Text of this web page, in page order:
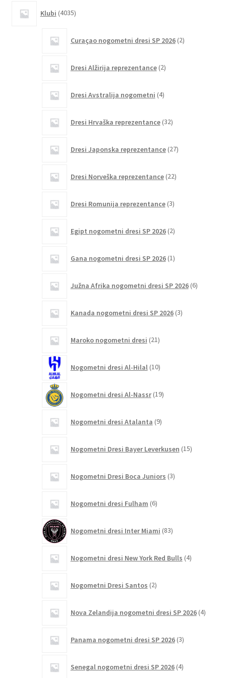
Klubi 4035izdelkov
Curaçao nogometni dresi SP 2026 2izdelka
Dresi Alžirija reprezentance 2izdelka
Dresi Avstralija nogometni 4izdelki
Dresi Hrvaška reprezentance 32izdelkov
Dresi Japonska reprezentance 27izdelkov
Dresi Norveška reprezentance 22izdelkov
Dresi Romunija reprezentance 3izdelki
Egipt nogometni dresi SP 2026 2izdelka
Gana nogometni dresi SP 2026 1izdelek
Južna Afrika nogometni dresi SP 2026 6izdelkov
Kanada nogometni dresi SP 2026 3izdelki
Maroko nogometni dresi 21izdelkov
Nogometni dresi Al-Hilal 10izdelkov
Nogometni dresi Al-Nassr 19izdelkov
Nogometni dresi Atalanta 9izdelkov
Nogometni Dresi Bayer Leverkusen 15izdelkov
Nogometni Dresi Boca Juniors 3izdelki
Nogometni dresi Fulham 6izdelkov
Nogometni dresi Inter Miami 83izdelkov
Nogometni dresi New York Red Bulls 4izdelki
Nogometni Dresi Santos 2izdelka
Nova Zelandija nogometni dresi SP 2026 4izdelki
Panama nogometni dresi SP 2026 3izdelki
Senegal nogometni dresi SP 2026 4izdelki